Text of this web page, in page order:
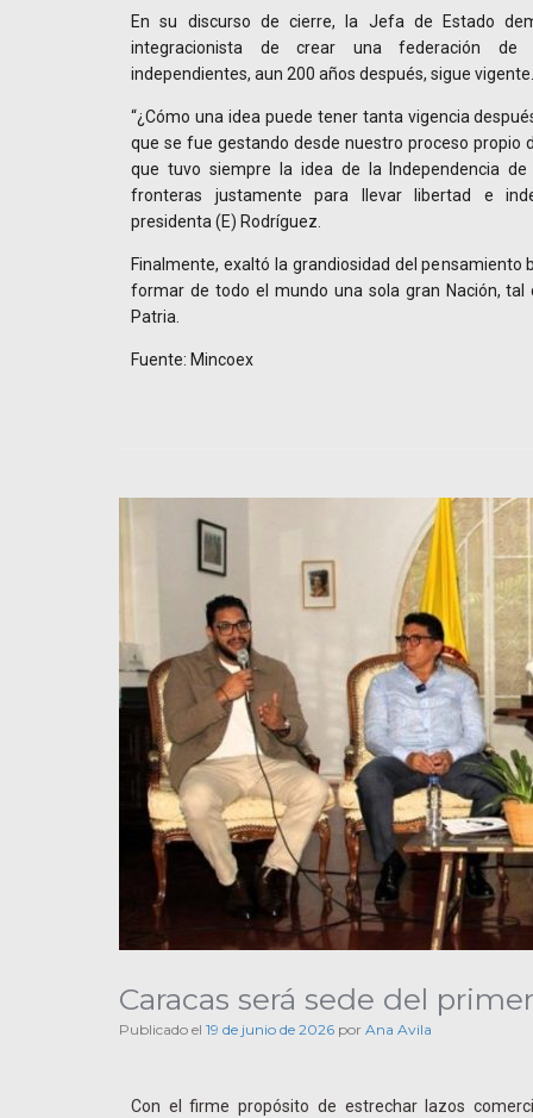
En su discurso de cierre, la Jefa de Estado
integracionista de crear una federación de
independientes, aun 200 años después, sigue vigente.
“¿Cómo una idea puede tener tanta vigencia
que se fue gestando desde nuestro proceso propio
que tuvo siempre la idea de la Independencia
fronteras justamente para llevar libertad e
presidenta (E) Rodríguez.
Finalmente, exaltó la grandiosidad del pensamiento
formar de todo el mundo una sola gran Nación,
Patria.
Fuente: Mincoex
Caracas será sede del
Publicado el 19 de junio de 2026 por Ana Avila
Con el firme propósito de estrechar lazos